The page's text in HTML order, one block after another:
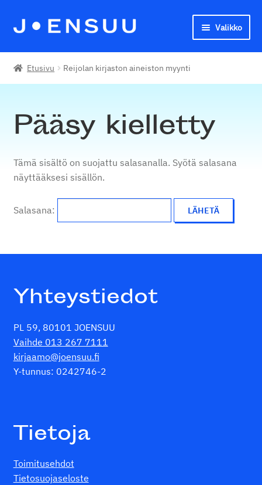
Siirry
Siirry
Valikko
Joensuun seudun kansalaisopisto
Etusivu Reijolan kirjaston aineiston myynti
Pääsy kielletty
Tämä sisältö on suojattu salasanalla. Syötä salasana
näyttääksesi sisällön.
Salasana:
Yhteystiedot
PL 59, 80101 JOENSUU
Vaihde 013 267 7111
kirjaamo@joensuu.fi
Y-tunnus: 0242746-2
Tietoja
Toimitusehdot
Tietosuojaseloste